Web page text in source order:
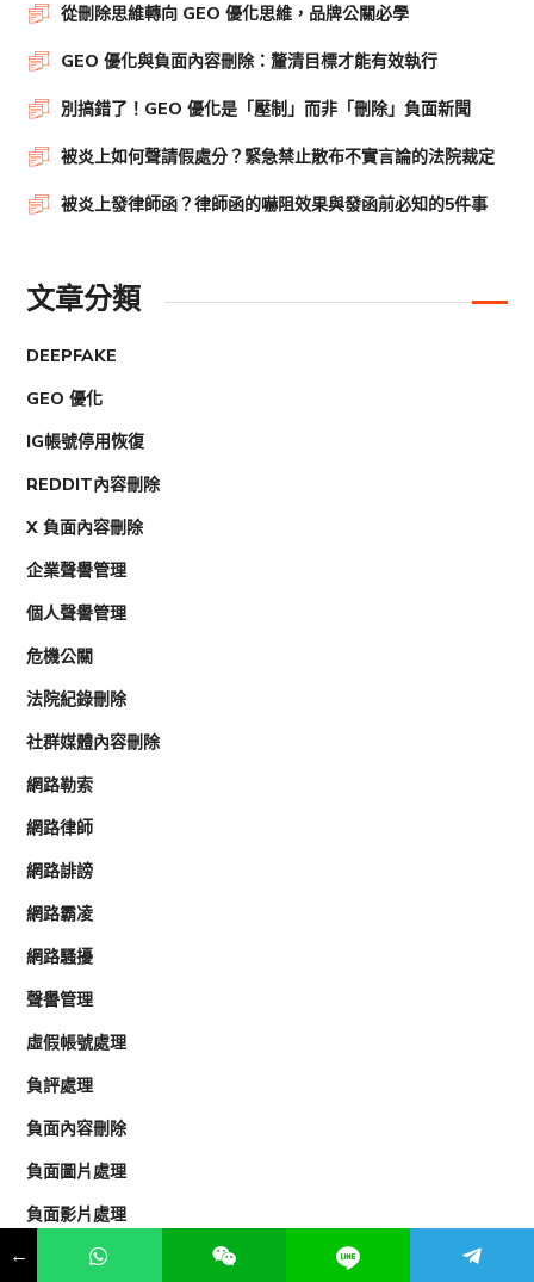
從刪除思維轉向 GEO 優化思維，品牌公關必學
GEO 優化與負面內容刪除：釐清目標才能有效執行
別搞錯了！GEO 優化是「壓制」而非「刪除」負面新聞
被炎上如何聲請假處分？緊急禁止散布不實言論的法院裁定
被炎上發律師函？律師函的嚇阻效果與發函前必知的5件事
文章分類
DEEPFAKE
GEO 優化
IG帳號停用恢復
REDDIT內容刪除
X 負面內容刪除
企業聲譽管理
個人聲譽管理
危機公關
法院紀錄刪除
社群媒體內容刪除
網路勒索
網路律師
網路誹謗
網路霸凌
網路騷擾
聲譽管理
虛假帳號處理
負評處理
負面內容刪除
負面圖片處理
負面影片處理
負面搜尋結果刪除
←